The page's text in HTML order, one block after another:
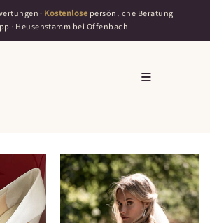
· Kostenlose persönliche Beratung
· Heusenstamm bei Offenbach
≡